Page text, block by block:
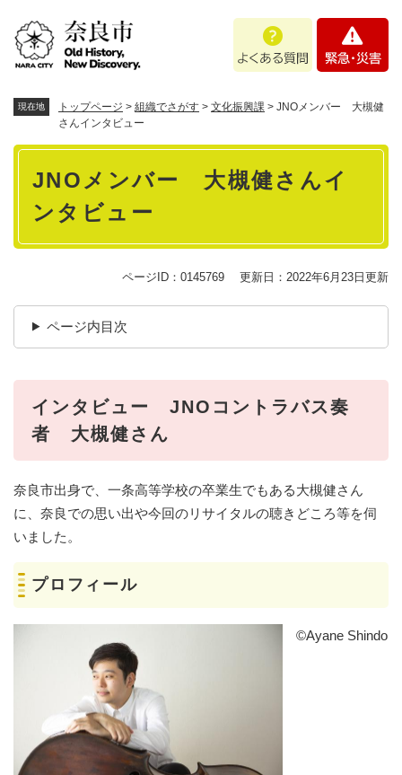
あ
問
・
現在地 トップページ > 組織でさがす > 文化振興課 > JNOメンバー 大槻健
さんインタビュー
本
JNOメンバー 大槻健さんイ
ンタビュー
ページID：0145769 更新日：2022年6月23日更新
ページ内目次
インタビュー JNO コントラバス奏
者 大槻健さん
奈良市出身で、一条高等学校の卒業生でもある大槻健さん
に、奈良での思い出や今回のリサイタルの聴きどころ等を伺
いました。
プロフィール
©Ayane Shindo